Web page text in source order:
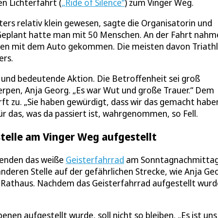
Lichterfahrt („Ride of Silence“) zum Vinger Weg.
relativ klein gewesen, sagte die Organisatorin und
hatte man mit 50 Menschen. An der Fahrt
mit dem Auto gekommen. Die meisten davon
bedeutende Aktion. Die Betroffenheit sei groß
Anja Georg. „Es war Wut und große Trauer.“ Dem
zu. „Sie haben gewürdigt, dass wir das gemacht
das, was da passiert ist, wahrgenommen, so Fell.
am Vinger Weg aufgestellt
das weiße Geisterfahrrad am
Stelle auf der gefährlichen Strecke, wie Anja
Nachdem das Geisterfahrrad aufgestellt
aufgestellt wurde, soll nicht so bleiben. „Es ist uns